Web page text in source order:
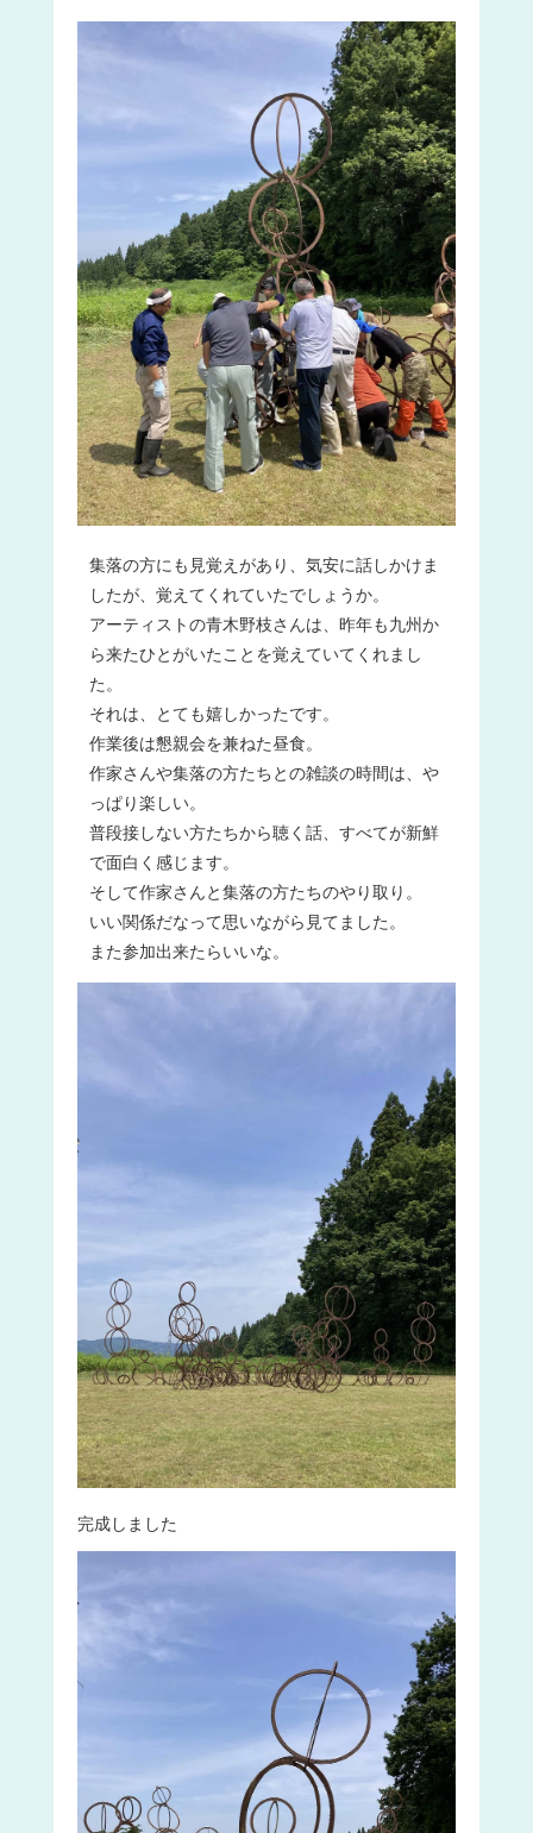
集落の方にも見覚えがあり、気安に話しかけま
したが、覚えてくれていたでしょうか。
アーティストの青木野枝さんは、昨年も九州か
ら来たひとがいたことを覚えていてくれまし
た。
それは、とても嬉しかったです。
作業後は懇親会を兼ねた昼食。
作家さんや集落の方たちとの雑談の時間は、や
っぱり楽しい。
普段接しない方たちから聴く話、すべてが新鮮
で面白く感じます。
そして作家さんと集落の方たちのやり取り。
いい関係だなって思いながら見てました。
また参加出来たらいいな。
完成しました